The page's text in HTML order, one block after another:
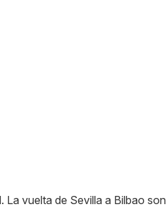
La vuelta de Sevilla a Bilbao son